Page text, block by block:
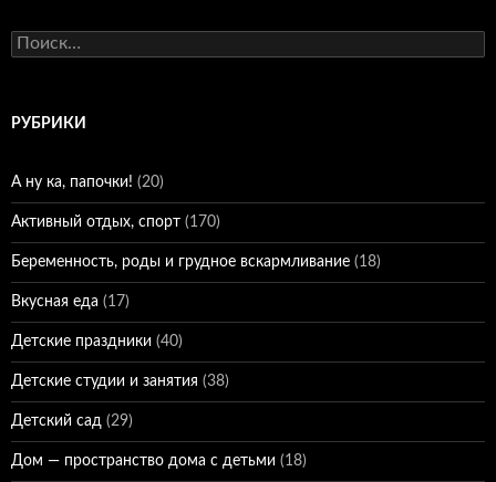
Найти:
РУБРИКИ
А ну ка, папочки! (20)
Активный отдых, спорт (170)
Беременность, роды и грудное вскармливание (18)
Вкусная еда (17)
Детские праздники (40)
Детские студии и занятия (38)
Детский сад (29)
Дом — пространство дома с детьми (18)